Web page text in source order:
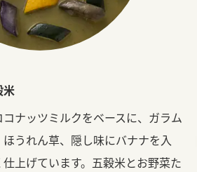
米
ナッツミルクをベースに、ガラム
うれん草、隠し味にバナナを入
上げています。五穀米とお野菜た